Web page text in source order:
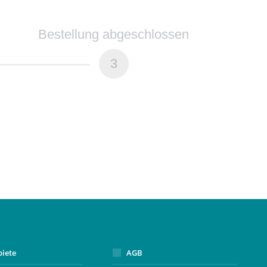
Bestellung abgeschlossen
3
AGB